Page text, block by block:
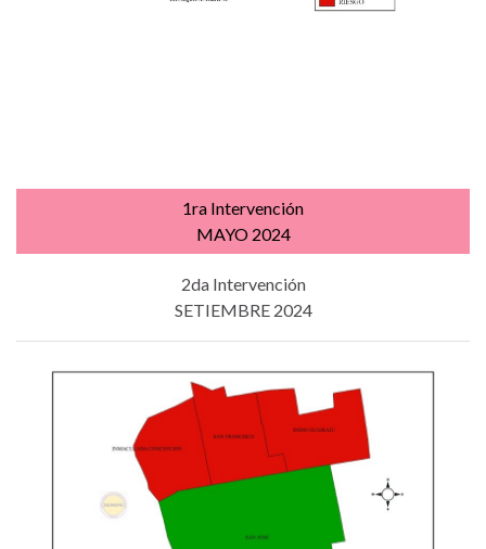
1ra Intervención
MAYO 2024
2da Intervención
SETIEMBRE 2024